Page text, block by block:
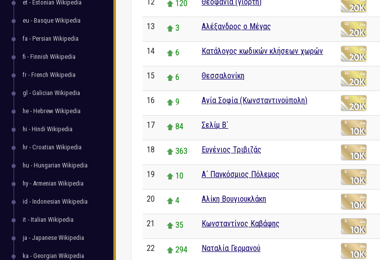
et - Estonian Wikipedia
eu - Basque Wikipedia
fa - Persian Wikipedia
fi - Finnish Wikipedia
fr - French Wikipedia
gl - Galician Wikipedia
he - Hebrew Wikipedia
hi - Hindi Wikipedia
hr - Croatian Wikipedia
hu - Hungarian Wikipedia
hy - Armenian Wikipedia
id - Indonesian Wikipedia
it - Italian Wikipedia
ja - Japanese Wikipedia
ka - Georgian Wikipedia
120
13 3 Αλέξανδρος ο Μέγας
14 6 Κατάλογος κωδικών κλήσεων χωρών
15 6 Θεσσαλονίκη
16 9 Αγία Σοφία (Κωνσταντινούπολη)
17 84 Σελίμ Β΄
18 363 Ευγένιος Τριβιζάς
19 10 Α΄ Παγκόσμιος Πόλεμος
20 4 Αλίκη Βουγιουκλάκη
21 35 Κωνσταντίνος Καβάφης
22 294 Ναταλία Γερμανού